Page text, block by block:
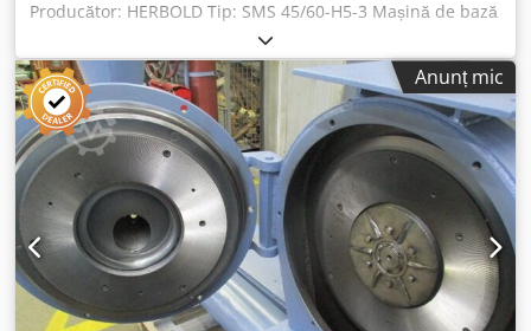
Producător: HERBOLD Tip: SMS 45/60-H5-3 Mașină de bază
cu cadru de bază, motor, transmisie cu curea trapezoidală,
fără alimentare/evacuare și fără panou de control
Chjdpfozmdg Eex Afloa Cuțite rotor: 5 Cuțite stator: 3
Diametru rotor: 450 mm Lățime rotor: 600 mm Deschidere
alimentare: 600 x 580 mm Acționare: 75 kW
Anunț mic